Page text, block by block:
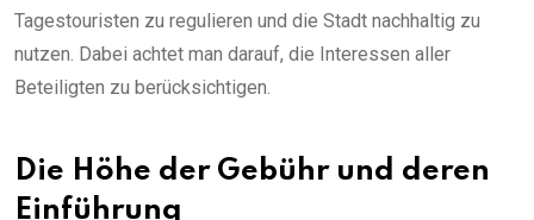
Tagestouristen zu regulieren und die Stadt nachhaltig zu
nutzen. Dabei achtet man darauf, die Interessen aller
Beteiligten zu berücksichtigen.
Die Höhe der Gebühr und deren
Einführung